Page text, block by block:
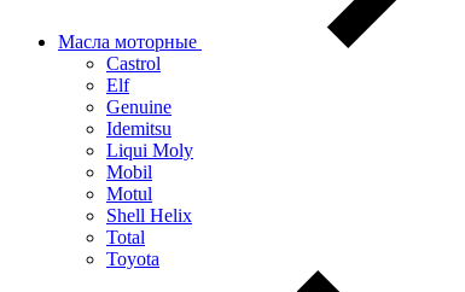
Масла моторные
Castrol
Elf
Genuine
Idemitsu
Liqui Moly
Mobil
Motul
Shell Helix
Total
Toyota